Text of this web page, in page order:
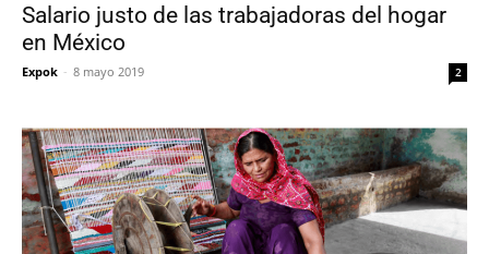
Salario justo de las trabajadoras del hogar
en México
Expok - 8 mayo 2019 2